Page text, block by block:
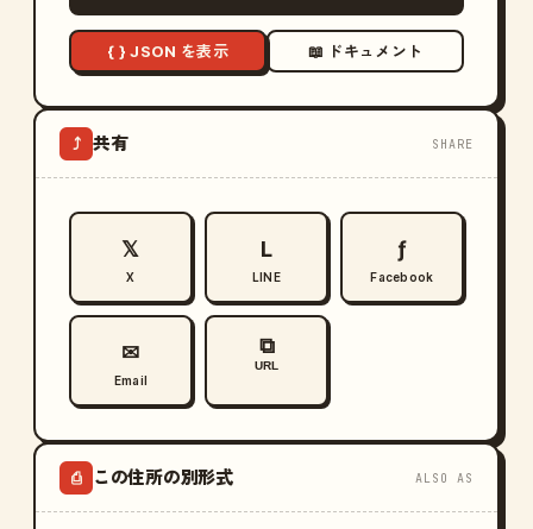
{ } JSON を表示 📖 ドキュメント
⤴ 共有 SHARE
𝕏
X
L
LINE
ƒ
Facebook
✉
Email
⧉
URL
⎙ この住所の別形式 ALSO AS